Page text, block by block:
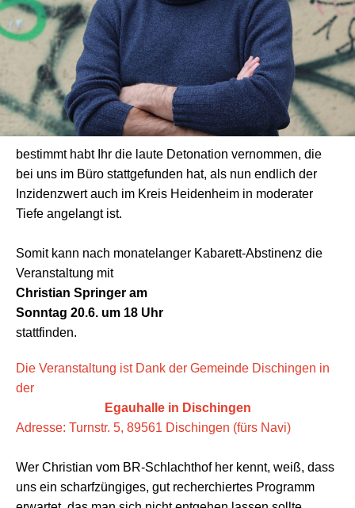
bestimmt habt Ihr die laute Detonation vernommen, die
bei uns im Büro stattgefunden hat, als nun endlich der
Inzidenzwert auch im Kreis Heidenheim in moderater
Tiefe angelangt ist.
Somit kann nach monatelanger Kabarett-Abstinenz die
Veranstaltung mit
Christian Springer am
Sonntag 20.6. um 18 Uhr
stattfinden.
Die Veranstaltung ist Dank der Gemeinde Dischingen in
der
Egauhalle in Dischingen
Adresse: Turnstr. 5, 89561 Dischingen (fürs Navi)
Wer Christian vom BR-Schlachthof her kennt, weiß, dass
uns ein scharfzüngiges, gut recherchiertes Programm